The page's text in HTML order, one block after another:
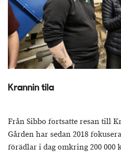
Krannin tila
Från Sibbo fortsatte resan till
Gården har sedan 2018
förädlar i dag omkring 200 000